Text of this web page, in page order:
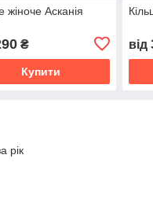
жіноче Асканія
₴
Купити
від
рік